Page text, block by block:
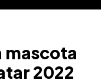
mascota
2022